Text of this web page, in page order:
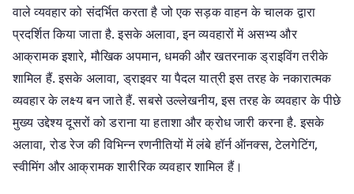
वाले व्यवहार को संदर्भित करता है जो एक सड़क वाहन के चालक द्वारा
प्रदर्शित किया जाता है. इसके अलावा, इन व्यवहारों में असभ्य और
आक्रामक इशारे, मौखिक अपमान, धमकी और खतरनाक ड्राइविंग तरीके
शामिल हैं. इसके अलावा, ड्राइवर या पैदल यात्री इस तरह के नकारात्मक
व्यवहार के लक्ष्य बन जाते हैं. सबसे उल्लेखनीय, इस तरह के व्यवहार के पीछे
मुख्य उद्देश्य दूसरों को डराना या हताशा और क्रोध जारी करना है. इसके
अलावा, रोड रेज की विभिन्न रणनीतियों में लंबे हॉर्न ऑनक्स, टेलगेटिंग,
स्वीमिंग और आक्रामक शारीरिक व्यवहार शामिल हैं।